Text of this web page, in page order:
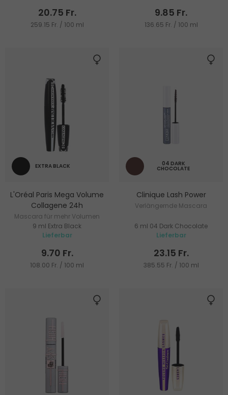
20.75 Fr.
259.15 Fr. / 100 ml
9.85 Fr.
136.65 Fr. / 100 ml
EXTRA BLACK
L'Oréal Paris Mega Volume
Collagene 24h
Mascara für mehr Volumen
9 ml Extra Black
Lieferbar
9.70 Fr.
108.00 Fr. / 100 ml
04 DARK
CHOCOLATE
Clinique Lash Power
Verlängernde Mascara
6 ml 04 Dark Chocolate
Lieferbar
23.15 Fr.
385.55 Fr. / 100 ml